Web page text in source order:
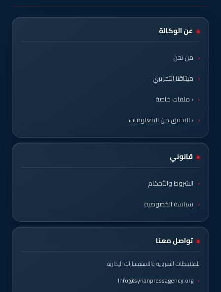
عن الوكالة
من نحن
ميثاقنا التحريري
‹ ملفات خاصة
‹ التحقق من المعلومات
قانوني
الشروط والأحكام
سياسة الخصوصية
تواصل معنا
للملاحظات التحريرية والاستفسارات الإدارية.
Info@syrianpressagency.org